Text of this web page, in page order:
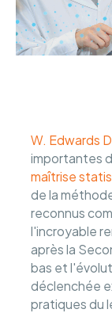
W. Edwards
importantes
maîtrise
de la
reconnus
l'incroyable
après la
bas et
déclenchée
pratiques du